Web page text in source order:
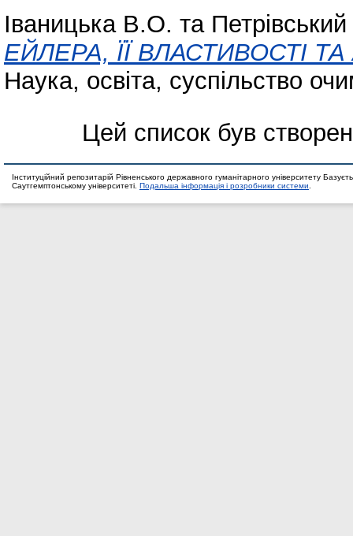
Іваницька В.О. та
ЕЙЛЕРА, ЇЇ ВЛАСТИВОСТІ
Наука, освіта, суспільство
Цей список був
Інституційний репозитарій Рівненського державного гуманітарного університету
Саутгемптонському університеті. Подальша інформація і розробники системи